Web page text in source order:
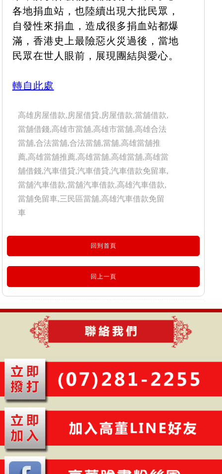
各地捐血站，也陸續出現大批民眾，
自發性來捐血，造成很多捐血站都爆
滿，香港史上最險惡火災過後，當地
民眾在世人眼前，展現團結與愛心。
轉自此處
高雄房屋借款,房屋借貸,房屋借款,當舖借款,
當舖借錢,高雄市當舖,高雄市當舖,高雄合法
當舖,合法當舖,合法當舖,當舖,高雄當舖推
薦,高雄當舖推薦,高雄當舖,高雄當舖,高雄當
舖借錢,汽車借貸,汽車借貸,汽車借款免留車,
當舖汽車借款,當舖汽車借款,高雄汽車借款,
當舖免留車,三民區當舖,高雄汽車借款免留
車
回到首頁
回上一頁